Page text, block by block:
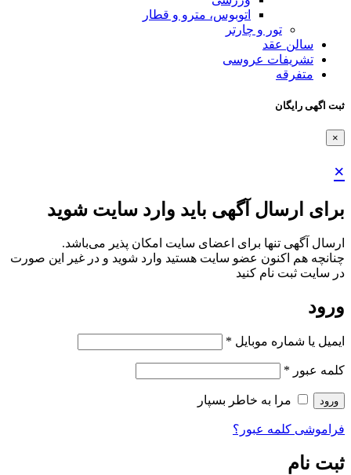
اتوبوس، مترو و قطار
تور و چارتر
سالن عقد
تشریفات عروسی
متفرقه
ثبت اگهی رایگان
×
×
برای ارسال آگهی باید وارد سایت شوید
ارسال آگهی تنها برای اعضای سایت امکان پذیر می‌باشد.
چنانچه هم‌ اکنون عضو سایت هستید وارد شوید و در غیر این صورت
در سایت ثبت نام کنید
ورود
ایمیل یا شماره موبایل *
کلمه عبور *
ورود مرا به خاطر بسپار
فراموشی کلمه عبور؟
ثبت نام